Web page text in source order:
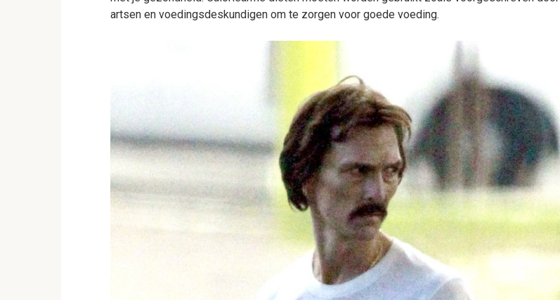
artsen en voedingsdeskundigen om te zorgen voor goede voeding.